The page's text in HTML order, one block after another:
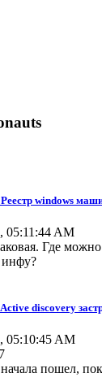
windows
05:11:44 AM
Где
инфу?
discovery
05:10:45 AM
пошел,